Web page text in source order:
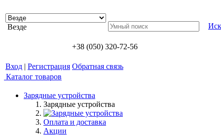
Везде
+38 (050) 320-72-56
Вход | Регистрация Обратная связь
Каталог товаров
Зарядные устройства
Зарядные устройства
Оплата и доставка
Акции